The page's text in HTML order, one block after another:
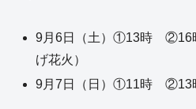
9月6日（土）①13時
げ花火）
9月7日（日）①11時